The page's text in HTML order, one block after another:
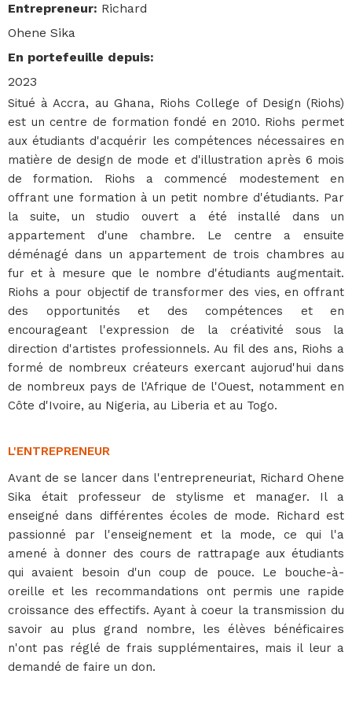
Entrepreneur: Richard
Ohene Sika
En portefeuille depuis:
2023
Situé à Accra, au Ghana, Riohs College of Design (Riohs)
est un centre de formation fondé en 2010. Riohs permet
aux étudiants d'acquérir les compétences nécessaires en
matière de design de mode et d'illustration après 6 mois
de formation. Riohs a commencé modestement en
offrant une formation à un petit nombre d'étudiants. Par
la suite, un studio ouvert a été installé dans un
appartement d'une chambre. Le centre a ensuite
déménagé dans un appartement de trois chambres au
fur et à mesure que le nombre d'étudiants augmentait.
Riohs a pour objectif de transformer des vies, en offrant
des opportunités et des compétences et en
encourageant l'expression de la créativité sous la
direction d'artistes professionnels. Au fil des ans, Riohs a
formé de nombreux créateurs exercant aujorud'hui dans
de nombreux pays de l'Afrique de l'Ouest, notamment en
Côte d'Ivoire, au Nigeria, au Liberia et au Togo.
L'ENTREPRENEUR
Avant de se lancer dans l'entrepreneuriat, Richard Ohene
Sika était professeur de stylisme et manager. Il a
enseigné dans différentes écoles de mode. Richard est
passionné par l'enseignement et la mode, ce qui l'a
amené à donner des cours de rattrapage aux étudiants
qui avaient besoin d'un coup de pouce. Le bouche-à-
oreille et les recommandations ont permis une rapide
croissance des effectifs. Ayant à coeur la transmission du
savoir au plus grand nombre, les élèves bénéficaires
n'ont pas réglé de frais supplémentaires, mais il leur a
demandé de faire un don.